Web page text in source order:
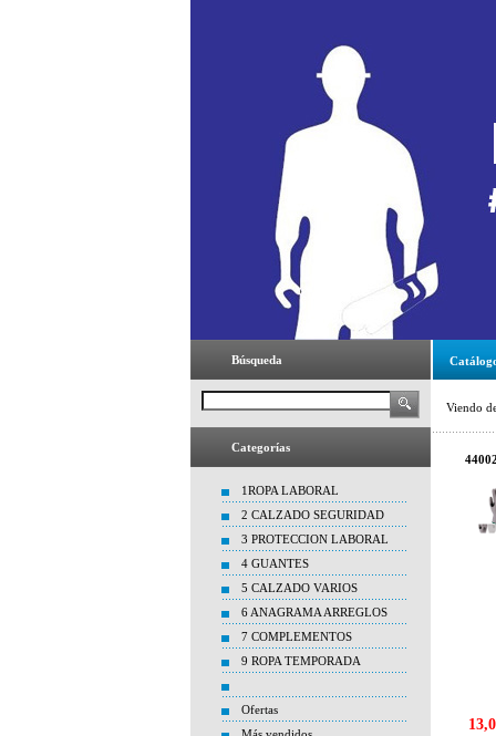
Búsqueda
Categorías
1ROPA LABORAL
2 CALZADO SEGURIDAD
3 PROTECCION LABORAL
4 GUANTES
5 CALZADO VARIOS
6 ANAGRAMA ARREGLOS
7 COMPLEMENTOS
9 ROPA TEMPORADA
Ofertas
Viendo